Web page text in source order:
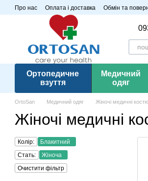
Перейти до основного контенту
Про нас Оплата і доставка Обмін та
Розпродаж
Ортопедичне
взуття
Медичний
одяг
OrtoSan Медичний одяг Жіночі медичні
Жіночі медичні
Колір:
Блакитний
Стать:
Жіноча
Очистити фільтр